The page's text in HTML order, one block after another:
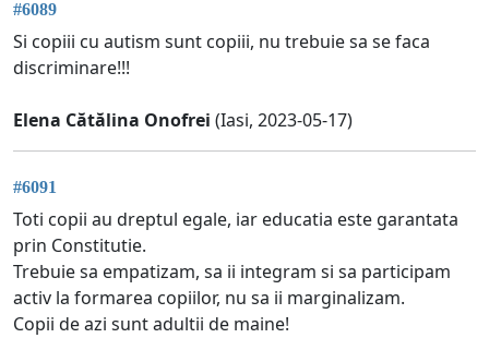
#6089
Si copiii cu autism sunt copiii, nu trebuie sa se faca
discriminare!!!
Elena Cătălina Onofrei (Iasi, 2023-05-17)
#6091
Toti copii au dreptul egale, iar educatia este garantata
prin Constitutie.
Trebuie sa empatizam, sa ii integram si sa participam
activ la formarea copiilor, nu sa ii marginalizam.
Copii de azi sunt adultii de maine!